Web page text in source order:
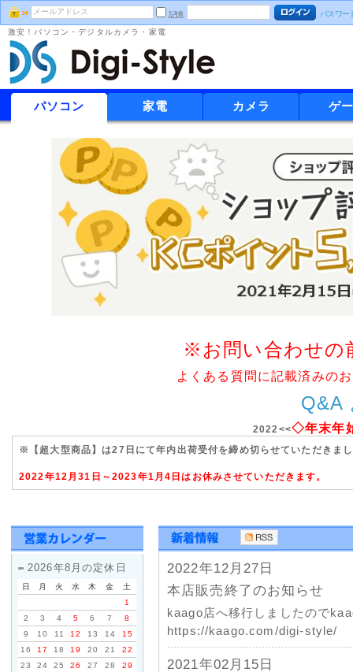
記憶 パスワー
激安！パソコン・デジタルカメラ・家電
パソコン 家電 カメラ ゲ
※お問い合わせの
よくある質問に記載済みの
Q&A
2022<<◇年末年
※【超大型商品】は27日にて年内出荷受付を締め切らせていただきま
2022年12月31日～2023年1月4日はお休みさせていただきます。
2026年8月の定休日
日 月 火 水 木 金
土
1
2
3 4 5 6 7
8
9
10 11 12 13 14
15
16
17 18 19 20 21
22
23
24 25 26 27 28
29
2022年12月27日
本店販売終了のお知らせ
kaago店へ移行しましたので
https://kaago.com/digi-style/
2021年02月15日